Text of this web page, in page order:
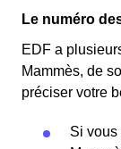
Le numéro
EDF a
Mammès, de
préciser votre
Si vous